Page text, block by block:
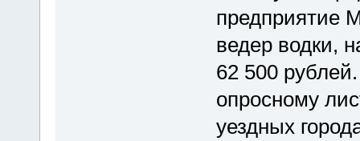
предприятие
ведер водки,
62 500
опросному
уездных